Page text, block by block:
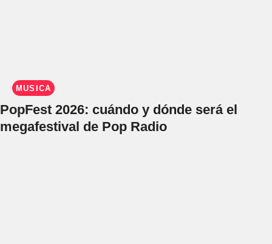
MÚSICA
PopFest 2026: cuándo y dónde será el
megafestival de Pop Radio